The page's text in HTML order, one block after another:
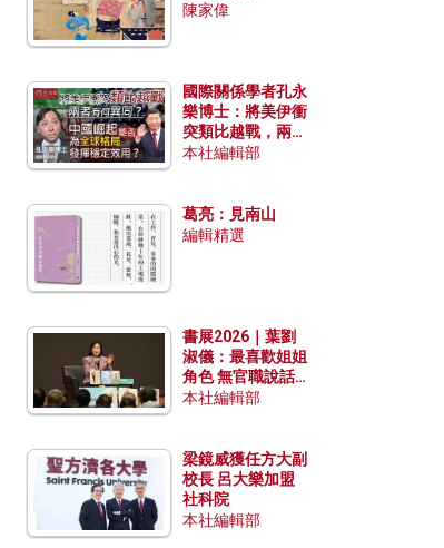
陳家偉
國際關係學者孔永
樂博士：將美伊衝
突類比越戰，兩者
有何異同？中國崛
本社編輯部
葛亮：見南山
編輯精選
書展2026｜葉劉
淑儀：最喜歡姐姐
角色 無官職說話
包袱少
本社編輯部
梁鏡威獲任方大副
校長 呂大樂加盟
社科院
本社編輯部